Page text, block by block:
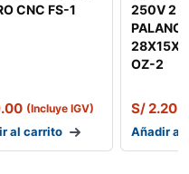
CNC FS-1
(Incluye IGV)
al carrito
250V 2
OZ-2
S/2.20
Añadir al